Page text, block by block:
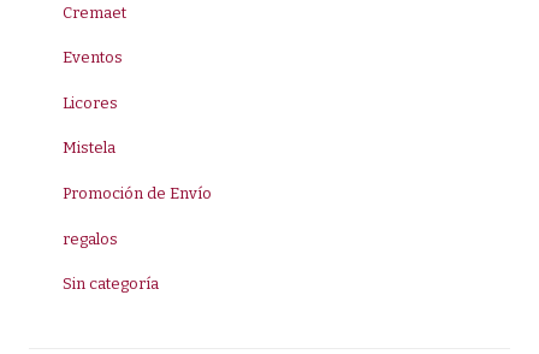
Cremaet
Eventos
Licores
Mistela
Promoción de Envío
regalos
Sin categoría